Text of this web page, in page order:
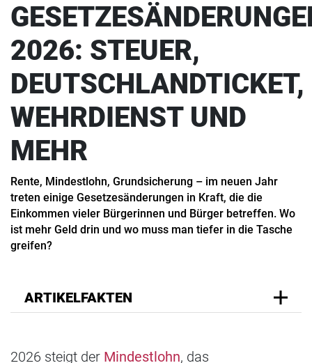
2026: STEUER,
DEUTSCHLANDTICKET,
WEHRDIENST UND
MEHR
Rente, Mindestlohn, Grundsicherung – im neuen Jahr
treten einige Gesetzesänderungen in Kraft, die die
Einkommen vieler Bürgerinnen und Bürger betreffen. Wo
ist mehr Geld drin und wo muss man tiefer in die Tasche
greifen?
ARTIKELFAKTEN
2026 steigt der Mindestlohn, das